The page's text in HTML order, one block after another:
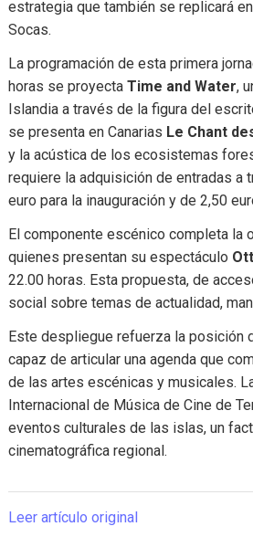
estrategia que también se replicará
Socas.
La programación de esta primera
horas se proyecta Time and Water,
Islandia a través de la figura del
se presenta en Canarias Le Chant
y la acústica de los ecosistemas
requiere la adquisición de entradas a
euro para la inauguración y de 2,50
El componente escénico completa la
quienes presentan su espectáculo
22.00 horas. Esta propuesta, de
social sobre temas de actualidad,
Este despliegue refuerza la posición
capaz de articular una agenda que
de las artes escénicas y musicales.
Internacional de Música de Cine de
eventos culturales de las islas, un
cinematográfica regional.
Leer artículo original